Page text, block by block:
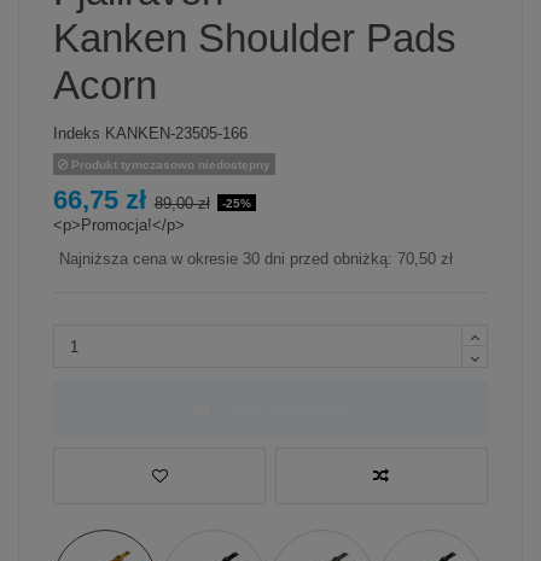
Kanken Shoulder Pads
Acorn
Indeks KANKEN-23505-166
Produkt tymczasowo niedostępny
66,75 zł 89,00 zł -25%
<p>Promocja!</p>
Najniższa cena w okresie 30 dni przed obniżką: 70,50 zł